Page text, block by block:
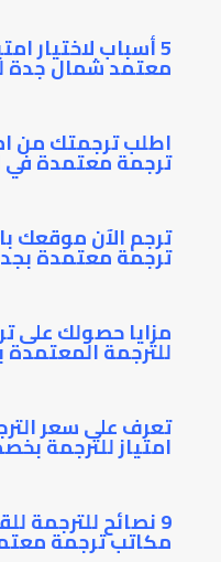
5 أسباب لاختيار
معتمد شمال جدة
اطلب ترجمتك من
ترجمة معتمدة في
ترجم الآن موقعك
ترجمة معتمدة
مزايا حصولك على
للترجمة المعتمدة
تعرف على سعر
امتياز للترجمة
9 نصائح للترجمة
مكاتب ترجمة